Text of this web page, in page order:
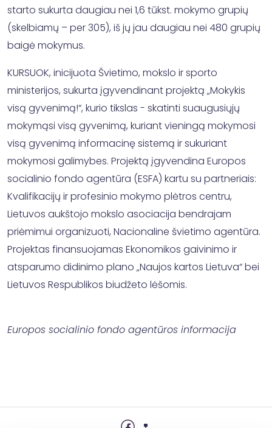
starto sukurta daugiau nei 1,6 tūkst. mokymo grupių
(skelbiamų – per 305), iš jų jau daugiau nei 480 grupių
baigė mokymus.
KURSUOK, inicijuota Švietimo, mokslo ir sporto
ministerijos, sukurta įgyvendinant projektą „Mokykis
visą gyvenimą!“, kurio tikslas - skatinti suaugusiųjų
mokymąsi visą gyvenimą, kuriant vieningą mokymosi
visą gyvenimą informacinę sistemą ir sukuriant
mokymosi galimybes. Projektą įgyvendina Europos
socialinio fondo agentūra (ESFA) kartu su partneriais:
Kvalifikacijų ir profesinio mokymo plėtros centru,
Lietuvos aukštojo mokslo asociacija bendrajam
priėmimui organizuoti, Nacionaline švietimo agentūra.
Projektas finansuojamas Ekonomikos gaivinimo ir
atsparumo didinimo plano „Naujos kartos Lietuva“ bei
Lietuvos Respublikos biudžeto lėšomis.
Europos socialinio fondo agentūros informacija